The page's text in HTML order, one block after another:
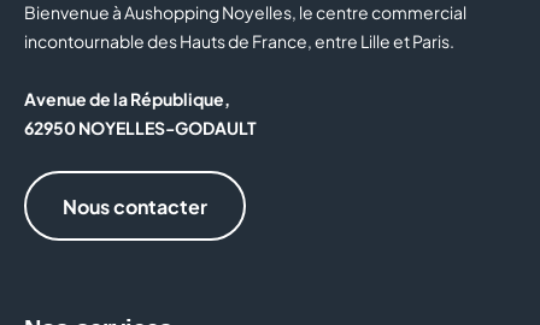
Bienvenue à Aushopping Noyelles, le centre commercial
incontournable des Hauts de France, entre Lille et Paris.
Avenue de la République,
62950 NOYELLES-GODAULT
Nous contacter